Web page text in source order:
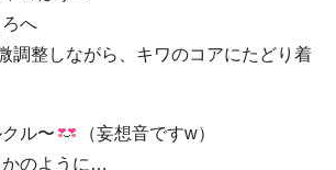
へ
調整しながら、キワのコアにたどり着
ル〜
（妄想音ですw）
かのように…